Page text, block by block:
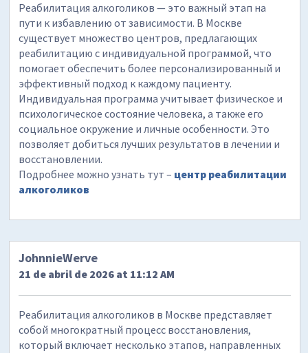
Реабилитация алкоголиков — это важный этап на
пути к избавлению от зависимости. В Москве
существует множество центров, предлагающих
реабилитацию с индивидуальной программой, что
помогает обеспечить более персонализированный и
эффективный подход к каждому пациенту.
Индивидуальная программа учитывает физическое и
психологическое состояние человека, а также его
социальное окружение и личные особенности. Это
позволяет добиться лучших результатов в лечении и
восстановлении.
Подробнее можно узнать тут – центр реабилитации
алкоголиков
JohnnieWerve
21 de abril de 2026 at 11:12 AM
Реабилитация алкоголиков в Москве представляет
собой многократный процесс восстановления,
который включает несколько этапов, направленных